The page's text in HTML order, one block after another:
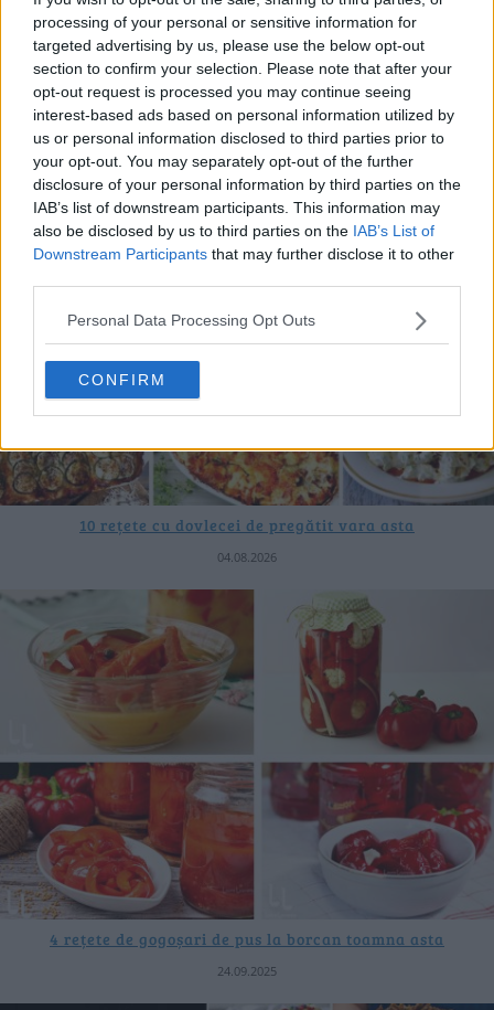
processing of your personal or sensitive information for
targeted advertising by us, please use the below opt-out
section to confirm your selection. Please note that after your
opt-out request is processed you may continue seeing
interest-based ads based on personal information utilized by
us or personal information disclosed to third parties prior to
your opt-out. You may separately opt-out of the further
disclosure of your personal information by third parties on the
IAB’s list of downstream participants. This information may
also be disclosed by us to third parties on the IAB’s List of
Downstream Participants that may further disclose it to other
Personal Data Processing Opt Outs
CONFIRM
20 de rețete de salate de vară fără prelucrare termică
06.08.2026
10 rețete cu dovlecei de pregătit vara asta
04.08.2026
4 rețete de gogoșari de pus la borcan toamna asta
24.09.2025